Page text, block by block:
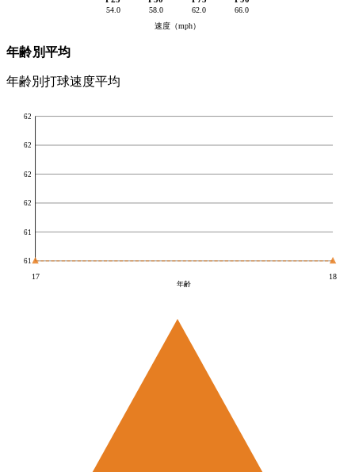
54.0 58.0 62.0 66.0
速度（mph）
年齢別平均
年齢別打球速度平均
61
61
62
62
62
62
17 18
年齢